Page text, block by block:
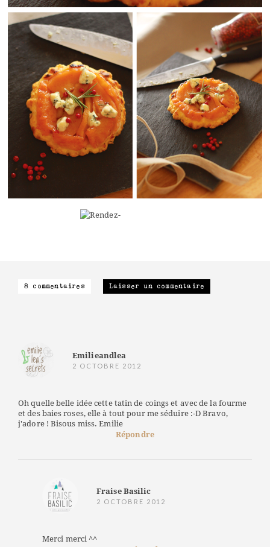
8 commentaires Laisser un commentaire
Emilieandlea
2 OCTOBRE 2012
Oh quelle belle idée cette tatin de coings et avec de la fourme
et des baies roses, elle à tout pour me séduire :-D Bravo,
j'adore ! Bisous miss. Emilie
Répondre
Fraise Basilic
2 OCTOBRE 2012
Merci merci ^^